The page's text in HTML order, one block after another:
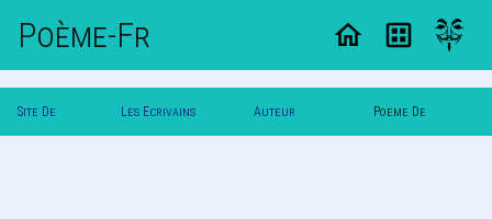
Poème-Fr
Site De Les Ecrivains Auteur Poeme De